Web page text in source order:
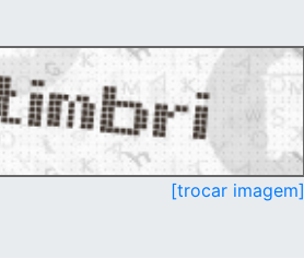
[trocar imagem]